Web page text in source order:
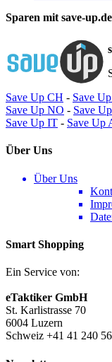
Sparen mit save-up.de
Save Up CH - Save
Save Up NO - Save
Save Up IT - Save Up
Über Uns
Über Uns
Smart Shopping
Ein Service von:
eTaktiker GmbH
St. Karlistrasse 70
6004 Luzern
Schweiz +41 41 240